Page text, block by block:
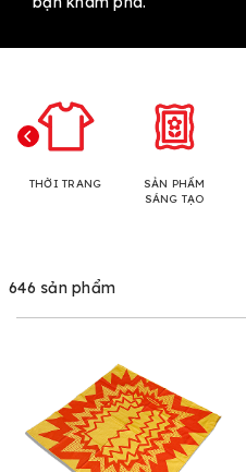
THỜI TRANG
SẢN PHẨM
SÁNG TẠO
646 sản phẩm